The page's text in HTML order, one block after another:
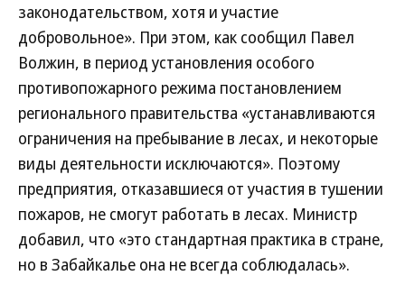
законодательством, хотя и участие
добровольное». При этом, как сообщил Павел
Волжин, в период установления особого
противопожарного режима постановлением
регионального правительства «устанавливаются
ограничения на пребывание в лесах, и некоторые
виды деятельности исключаются». Поэтому
предприятия, отказавшиеся от участия в тушении
пожаров, не смогут работать в лесах. Министр
добавил, что «это стандартная практика в стране,
но в Забайкалье она не всегда соблюдалась».